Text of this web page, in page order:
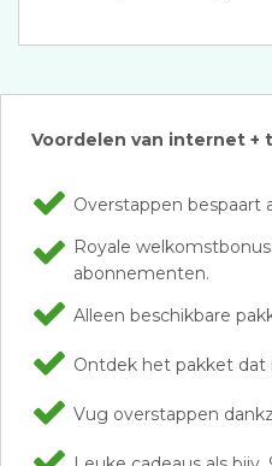
Voordelen van internet +
Overstappen bespaart
Royale
abonnementen.
Alleen beschikbare
Ontdek het pakket dat
Vug overstappen